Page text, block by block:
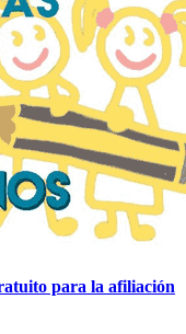
para la afiliación